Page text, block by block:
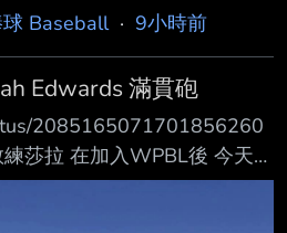
OPS HR RBI SB BB １.JJ
(R) C .240 .357 .373
.Alec Burleson (L) 1B .288
77 3
Baseball· 9小時前
Edwards 滿貫砲
2085165071701856260
莎拉 在加入WPBL後 今天打
滿貫砲 幫助球隊LA